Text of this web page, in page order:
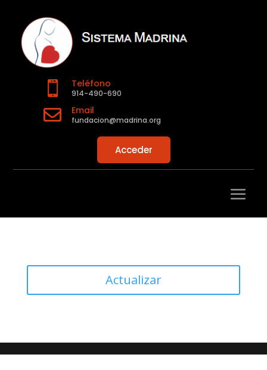
 Teléfono
914-490-690
 Email
fundacion@madrina.org
Acceder
Actualizar